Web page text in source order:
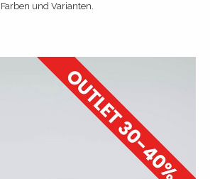
und Varianten.